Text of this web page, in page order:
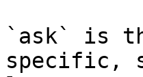
`ask` is
specific,